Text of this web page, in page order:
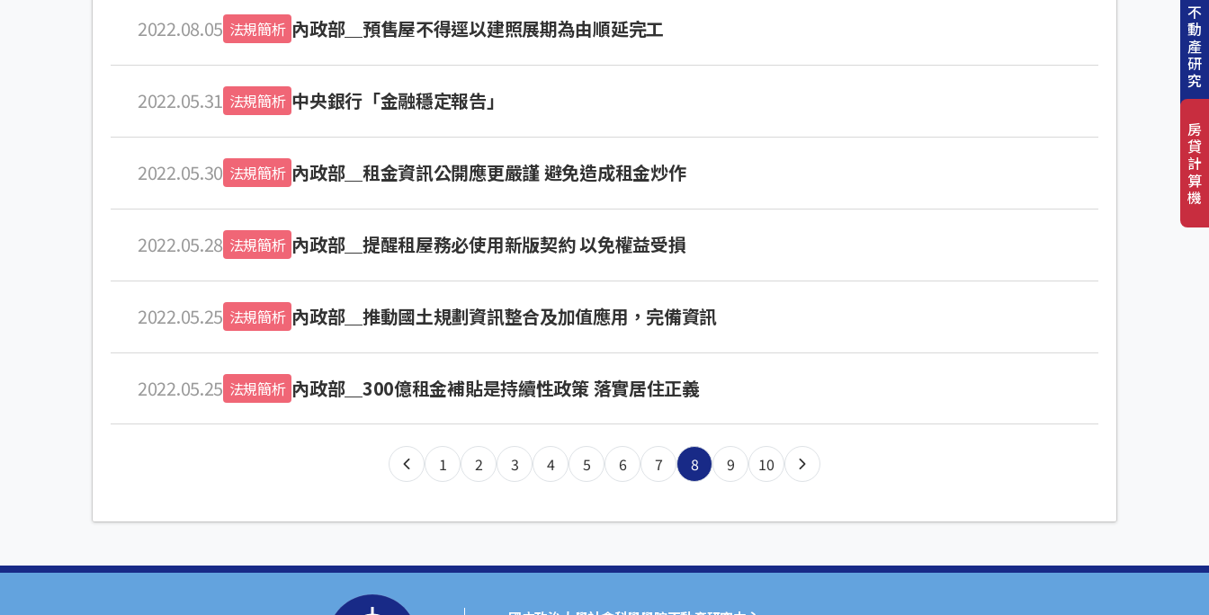
2022.08.05 法規簡析 內政部＿預售屋不得逕以建照展期為由順延完工
2022.05.31 法規簡析 中央銀行「金融穩定報告」
2022.05.30 法規簡析 內政部＿租金資訊公開應更嚴謹 避免造成租金炒作
2022.05.28 法規簡析 內政部＿提醒租屋務必使用新版契約 以免權益受損
2022.05.25 法規簡析 內政部＿推動國土規劃資訊整合及加值應用，完備資訊
2022.05.25 法規簡析 內政部＿300億租金補貼是持續性政策 落實居住正義
1 2 3 4 5 6 7 8 9 10
不
動
產
研
究
房
貸
計
算
機